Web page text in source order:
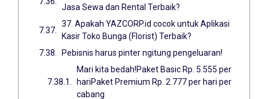
Jasa Sewa dan Rental Terbaik?
37. Apakah YAZCORP.id cocok untuk Aplikasi
Kasir Toko Bunga (Florist) Terbaik?
Pebisnis harus pinter ngitung pengeluaran!
Mari kita bedah!Paket Basic Rp. 5.555 per
hariPaket Premium Rp. 2.777 per hari per
cabang